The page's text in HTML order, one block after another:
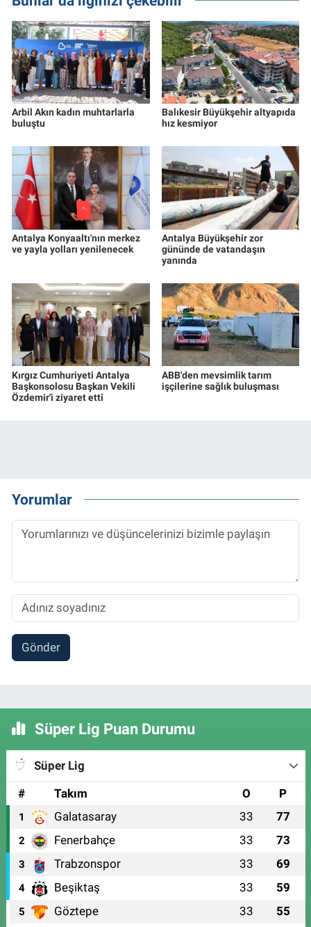
Arbil Akın kadın muhtarlarla
buluştu
Balıkesir Büyükşehir altyapıda
hız kesmiyor
Antalya Konyaaltı'nın merkez
ve yayla yolları yenilenecek
Antalya Büyükşehir zor
gününde de vatandaşın
yanında
Kırgız Cumhuriyeti Antalya
Başkonsolosu Başkan Vekili
Özdemir'i ziyaret etti
ABB'den mevsimlik tarım
işçilerine sağlık buluşması
Yorumlar
Gönder
Süper Lig Puan Durumu
Süper Lig
#
Takım O P
1 Galatasaray 33 77
2 Fenerbahçe 33 73
3 Trabzonspor 33 69
4 Beşiktaş 33 59
5 Göztepe 33 55